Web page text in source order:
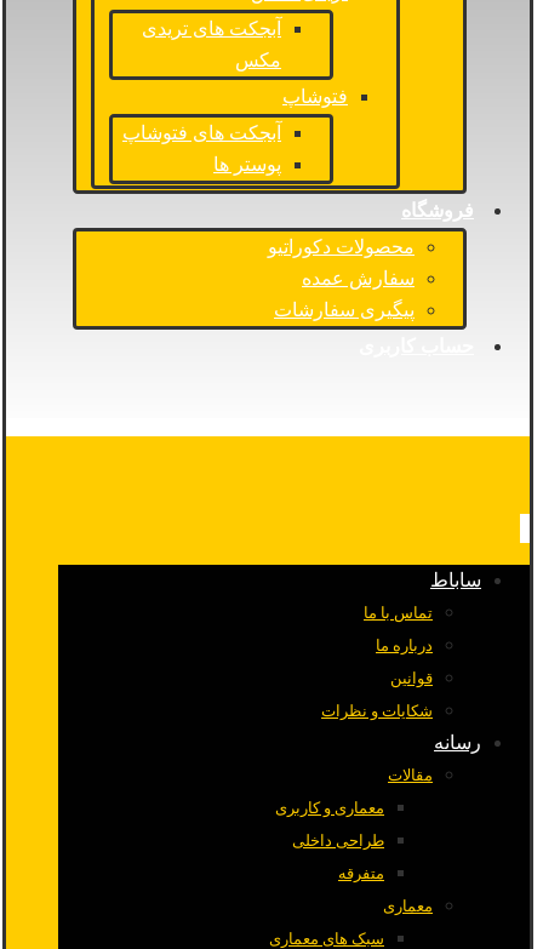
آبجکت های تریدی
مکس
فتوشاپ
آبجکت های فتوشاپ
پوستر ها
فروشگاه
محصولات دکوراتیو
سفارش عمده
پیگیری سفارشات
ساباط
تماس با ما
درباره ما
قوانین
شکایات و نظرات
رسانه
مقالات
معماری و کاربری
طراحی داخلی
متفرقه
معماری
سبک های معماری